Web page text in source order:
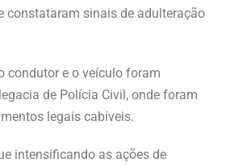
constataram sinais de adulteração
condutor e o veículo foram
de Polícia Civil, onde foram
legais cabíveis.
intensificando as ações de